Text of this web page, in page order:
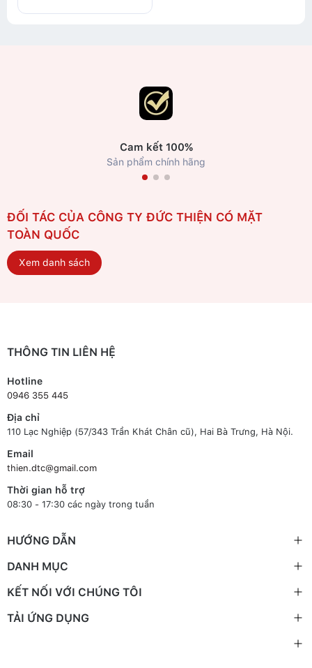
Cam kết 100%
Sản phẩm chính hãng
ĐỐI TÁC CỦA CÔNG TY ĐỨC THIỆN CÓ MẶT
TOÀN QUỐC
Xem danh sách
THÔNG TIN LIÊN HỆ
Hotline
0946 355 445
Địa chỉ
110 Lạc Nghiệp (57/343 Trần Khát Chân cũ), Hai Bà Trưng, Hà Nội.
Email
thien.dtc@gmail.com
Thời gian hỗ trợ
08:30 - 17:30 các ngày trong tuần
HƯỚNG DẪN
DANH MỤC
KẾT NỐI VỚI CHÚNG TÔI
TẢI ỨNG DỤNG